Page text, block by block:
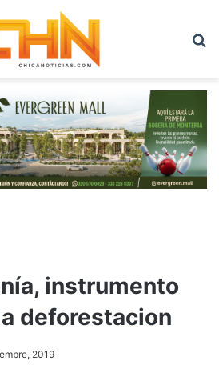
instrumento
deforestacion
2019